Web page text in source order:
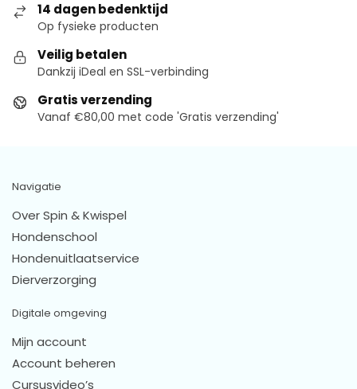
14 dagen bedenktijd
Op fysieke producten
Veilig betalen
Dankzij iDeal en SSL-verbinding
Gratis verzending
Vanaf €80,00 met code 'Gratis verzending'
Navigatie
Over Spin & Kwispel
Hondenschool
Hondenuitlaatservice
Dierverzorging
Digitale omgeving
Mijn account
Account beheren
Cursusvideo’s